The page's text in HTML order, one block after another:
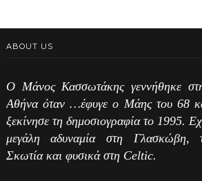
ABOUT US
Ο Μάνος Κασσωτάκης γεννήθηκε
Αθήνα όταν …έφυγε ο Μάης του 68
ξεκίνησε τη δημοσιογραφία το 1995.
μεγάλη αδυναμία στη Γλασκώβη,
Σκωτία και φυσικά στη Celtic.